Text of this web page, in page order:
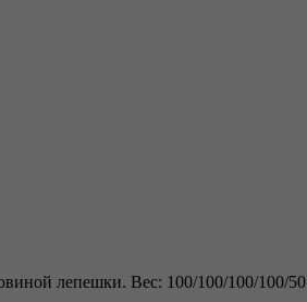
лепешки. Вес: 100/100/100/100/50